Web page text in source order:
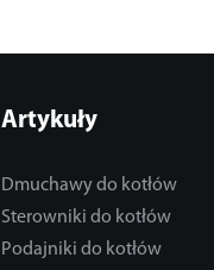
Artykuły
Dmuchawy do kotłów
Sterowniki do kotłów
Podajniki do kotłów